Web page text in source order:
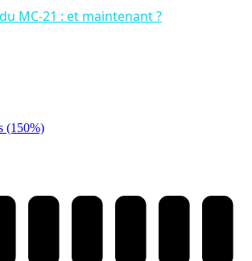
MC-21 : et maintenant ?
(150%)